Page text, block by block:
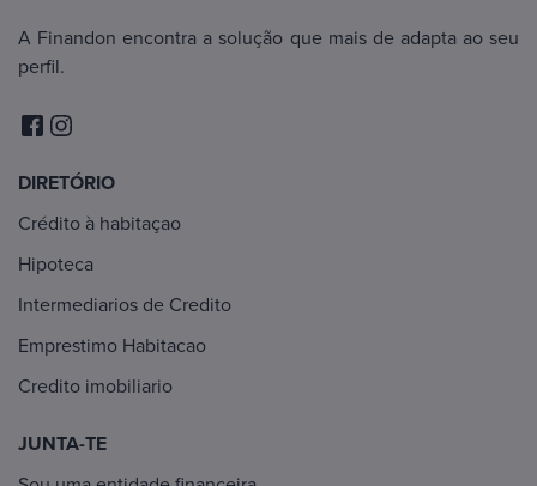
A Finandon encontra a solução que mais de adapta ao seu
perfil.
DIRETÓRIO
Crédito à habitaçao
Hipoteca
Intermediarios de Credito
Emprestimo Habitacao
Credito imobiliario
JUNTA-TE